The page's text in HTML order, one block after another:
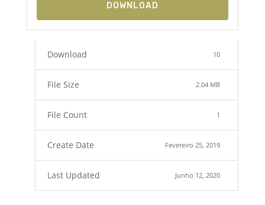
DOWNLOAD
Download 10
File Size 2.04 MB
File Count 1
Create Date Fevereiro 25, 2019
Last Updated Junho 12, 2020